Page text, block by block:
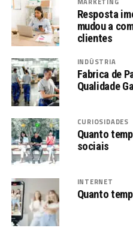
Resposta
mudou a
clientes
INDÚSTRIA
Fabrica de
Qualidade
CURIOSIDADES
Quanto
sociais
INTERNET
Quanto